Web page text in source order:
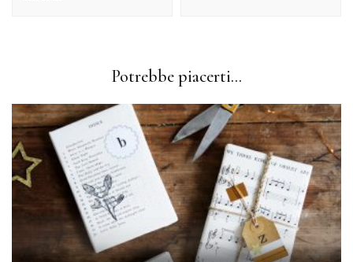
Potrebbe piacerti...